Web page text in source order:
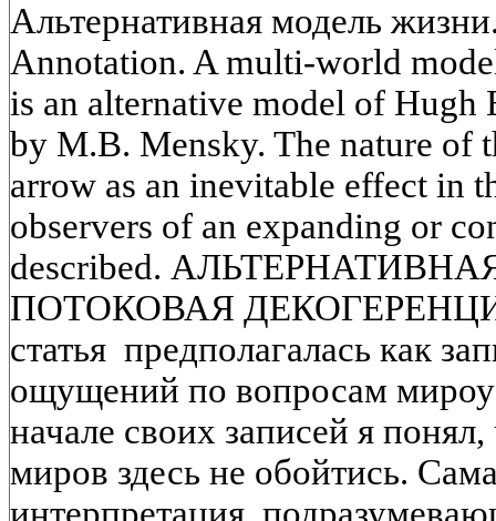
Альтернативная модель
Annotation. A multi-world
is an alternative model of Hugh
by M.B. Mensky. The nature of
arrow as an inevitable effect in
observers of an expanding or
described.
ПОТОКОВАЯ
статья предполагалась как
ощущений по вопросам
начале своих записей я
миров здесь не обойтись.